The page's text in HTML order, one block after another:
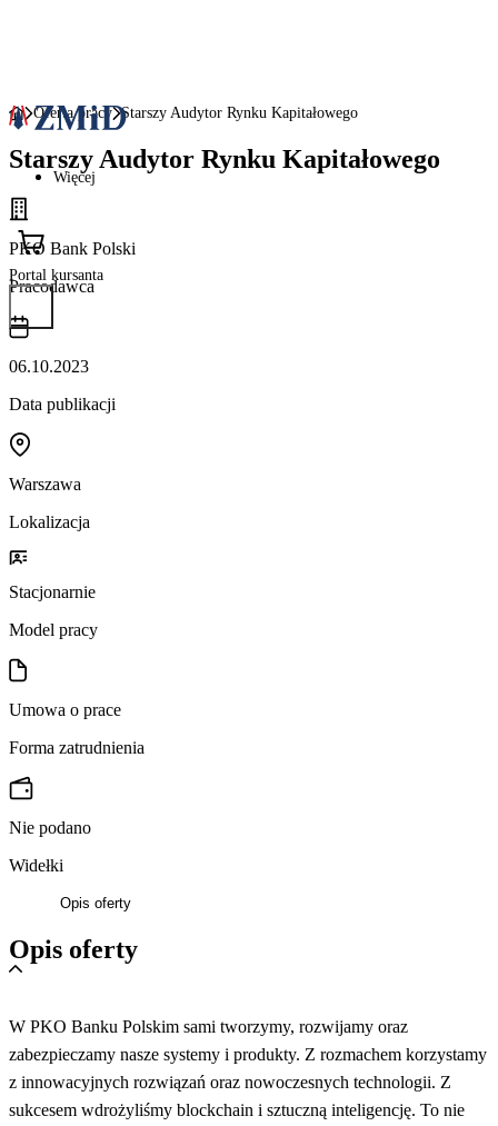
Więcej
Portal kursanta
Oferta pracy Starszy Audytor Rynku Kapitałowego
Starszy Audytor Rynku Kapitałowego
PKO Bank Polski
Pracodawca
06.10.2023
Data publikacji
Warszawa
Lokalizacja
Stacjonarnie
Model pracy
Umowa o prace
Forma zatrudnienia
Nie podano
Widełki
Opis oferty
Opis oferty
W PKO Banku Polskim sami tworzymy, rozwijamy oraz
zabezpieczamy nasze systemy i produkty. Z rozmachem korzystamy
z innowacyjnych rozwiązań oraz nowoczesnych technologii. Z
sukcesem wdrożyliśmy blockchain i sztuczną inteligencję. To nie